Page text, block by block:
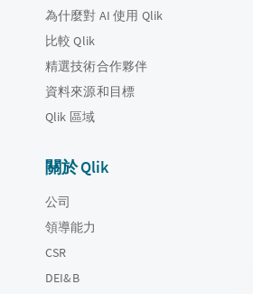
為什麼對 AI 使用 Qlik
比較 Qlik
精選技術合作夥伴
資料來源和目標
Qlik 區域
關於 Qlik
公司
領導能力
CSR
DEI&B